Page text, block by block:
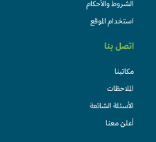
الشروط والأحكام
استخدام الموقع
اتصل بنا
مكاتبنا
الملاحظات
الأسئلة الشائعة
أعلن معنا